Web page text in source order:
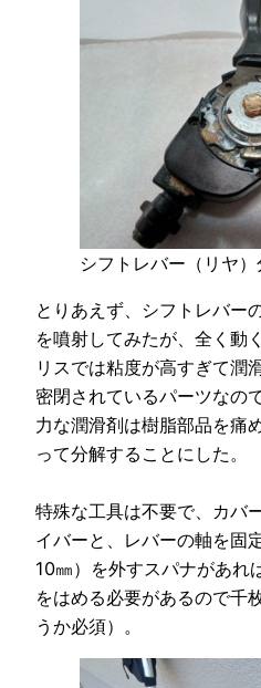
シフトレバー（リヤ
とりあえず、シフトレバー
を噴射してみたが、全く動
リスでは粘度が高すぎて潤
密閉されているパーツなの
力な潤滑剤は樹脂部品を痛
って分解することにした。
特殊な工具は不要で、カバ
イバーと、レバーの軸を固
10㎜）を外すスパナがあれ
をはめる必要があるので千
うか必須）。